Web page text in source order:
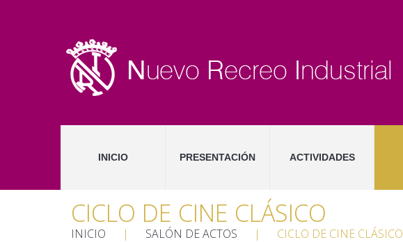
INICIO PRESENTACIÓN ACTIVIDADES
CICLO DE CINE CLÁSICO
INICIO | SALÓN DE ACTOS | CICLO DE CINE CLÁSICO